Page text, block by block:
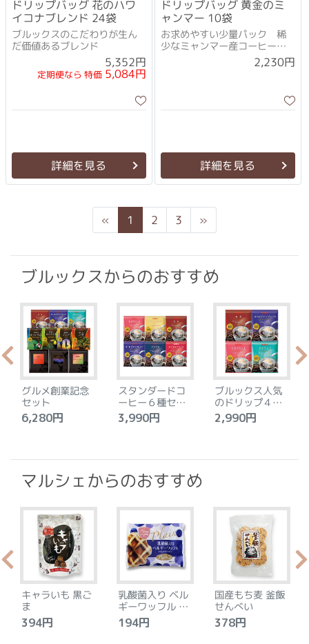
ドリップバッグ 花のハワ
イコナブレンド 24袋
ブルックスのこだわりが生ん
だ価値あるブレンド
5,352円
定期便なら 特価5,084円
詳細を見る
ドリップバッグ 黄金のミ
ャンマー 10袋
お求めやすい少量パック 稀
少なミャンマー産コーヒー
2,230円
詳細を見る
« Previous
1 2 3 »Next
ブルックスからのおすすめ
グルメ創業記念
セット
6,280円
スタンダードコ
ーヒー６種セッ
ト
3,990円
ブルックス人気
のドリップ４種
セット
2,990円
マルシェからのおすすめ
キャラいも 黒ご
ま
394円
乳酸菌入り ベル
ギーワッフル プ
レーン
194円
国産もち麦 釜飯
せんべい
378円